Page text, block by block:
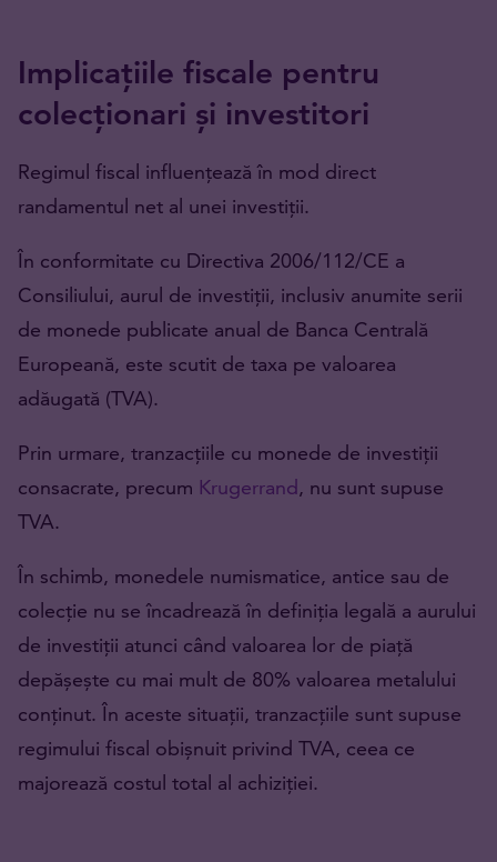
Implicațiile fiscale pentru
colecționari și investitori
Regimul fiscal influențează în mod direct
randamentul net al unei investiții.
În conformitate cu Directiva 2006/112/CE a
Consiliului, aurul de investiții, inclusiv anumite serii
de monede publicate anual de Banca Centrală
Europeană, este scutit de taxa pe valoarea
adăugată (TVA).
Prin urmare, tranzacțiile cu monede de investiții
consacrate, precum Krugerrand, nu sunt supuse
TVA.
În schimb, monedele numismatice, antice sau de
colecție nu se încadrează în definiția legală a aurului
de investiții atunci când valoarea lor de piață
depășește cu mai mult de 80% valoarea metalului
conținut. În aceste situații, tranzacțiile sunt supuse
regimului fiscal obișnuit privind TVA, ceea ce
majorează costul total al achiziției.